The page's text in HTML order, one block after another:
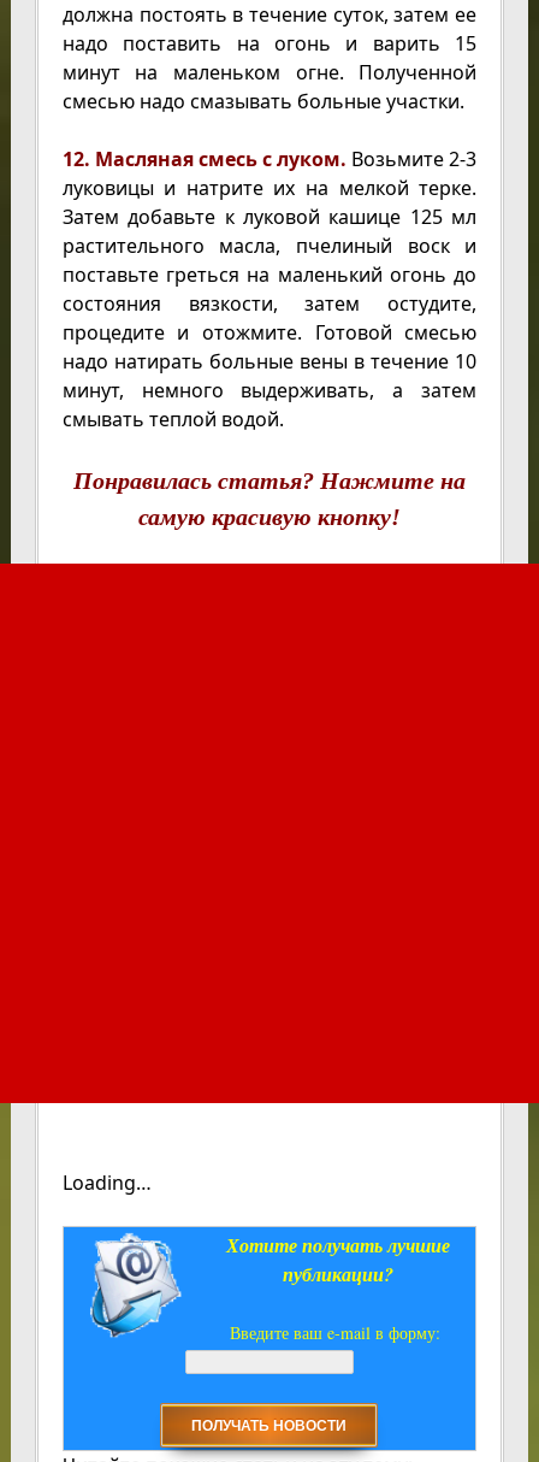
должна постоять в течение суток, затем ее
надо поставить на огонь и варить 15
минут на маленьком огне. Полученной
смесью надо смазывать больные участки.
12. Масляная смесь с луком. Возьмите 2-3
луковицы и натрите их на мелкой терке.
Затем добавьте к луковой кашице 125 мл
растительного масла, пчелиный воск и
поставьте греться на маленький огонь до
состояния вязкости, затем остудите,
процедите и отожмите. Готовой смесью
надо натирать больные вены в течение 10
минут, немного выдерживать, а затем
смывать теплой водой.
Понравилась статья? Нажмите на
самую красивую кнопку!
Loading…
Хотите получать лучшие
публикации?
Введите ваш e-mail в форму: